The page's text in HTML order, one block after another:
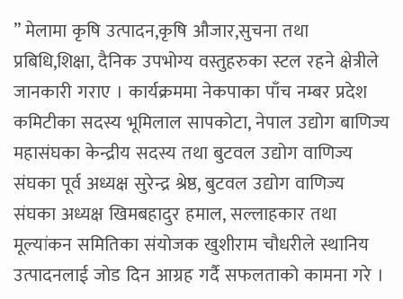
” मेलामा कृषि उत्पादन,कृषि औजार,सुचना तथा
प्रबिधि,शिक्षा, दैनिक उपभोग्य वस्तुहरुका स्टल रहने क्षेत्रीले
जानकारी गराए । कार्यक्रममा नेकपाका पाँच नम्बर प्रदेश
कमिटीका सदस्य भूमिलाल सापकोटा, नेपाल उद्योग बाणिज्य
महासंघका केन्द्रीय सदस्य तथा बुटवल उद्योग वाणिज्य
संघका पूर्व अध्यक्ष सुरेन्द्र श्रेष्ठ, बुटवल उद्योग वाणिज्य
संघका अध्यक्ष खिमबहादुर हमाल, सल्लाहकार तथा
मूल्यांकन समितिका संयोजक खुशीराम चौधरीले स्थानिय
उत्पादनलाई जोड दिन आग्रह गर्दै सफलताको कामना गरे ।